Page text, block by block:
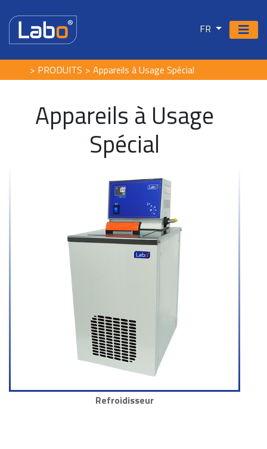
FR
PRODUITS Appareils à Usage Spécial
Appareils à Usage
Spécial
Refroidisseur